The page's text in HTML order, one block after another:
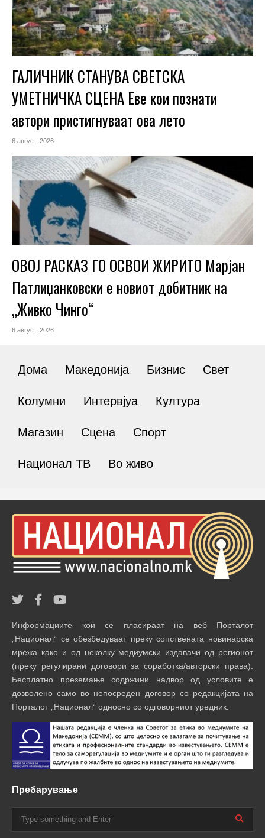
ГАЛИЧНИК СТАНУВА СВЕТСКА
УМЕТНИЧКА СЦЕНА Еве кои познати
автори пристигнуваат ова лето
6 август, 2026
ОВОЈ РАСКАЗ ГО ОСВОИ ЖИРИТО Марјан
Патлиџанковски е новиот добитник на
„Живко Чинго“
6 август, 2026
Дома Македонија Бизнис Свет
Колумни Интервјуа Култура
Магазин Сцена Спорт
Национал ТВ Во живо
Информациите кои се пласираат на веб Порталот
„Национал“ се обезбедуваат преку сопствената новинарска
мрежа како и од неколку медиумски издавачи од регионот
(преку регулирани договори за соработка/авторски права).
Бесплатно преземање содржини надвор од условите е
дозволено само во непосреден договор со редакцијата на
Порталот „Национал“ односно со одговорниот уредник.
Пребарување